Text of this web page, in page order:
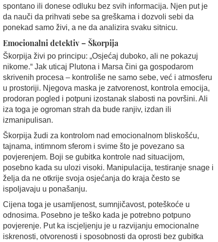
spontano ili donese odluku bez svih informacija. Njen put je
da nauči da prihvati sebe sa greškama i dozvoli sebi da
ponekad samo živi, a ne da analizira svaku sitnicu.
Emocionalni detektiv – Škorpija
Škorpija živi po principu: „Osjećaj duboko, ali ne pokazuj
nikome.“ Jak uticaj Plutona i Marsa čini ga gospodarom
skrivenih procesa – kontroliše ne samo sebe, već i atmosferu
u prostoriji. Njegova maska je zatvorenost, kontrola emocija,
prodoran pogled i potpuni izostanak slabosti na površini. Ali
iza toga je ogroman strah da bude ranjiv, izdan ili
izmanipulisan.
Škorpija žudi za kontrolom nad emocionalnom bliskošću,
tajnama, intimnom sferom i svime što je povezano sa
povjerenjem. Boji se gubitka kontrole nad situacijom,
posebno kada su ulozi visoki. Manipulacija, testiranje snage i
želja da ne otkrije svoja osjećanja do kraja često se
ispoljavaju u ponašanju.
Cijena toga je usamljenost, sumnjičavost, poteškoće u
odnosima. Posebno je teško kada je potrebno potpuno
povjerenje. Put ka iscjeljenju je u razvijanju emocionalne
iskrenosti, otvorenosti i sposobnosti da oprosti bez gubitka